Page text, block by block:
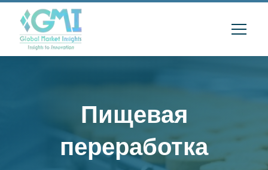
Пищевая
переработка